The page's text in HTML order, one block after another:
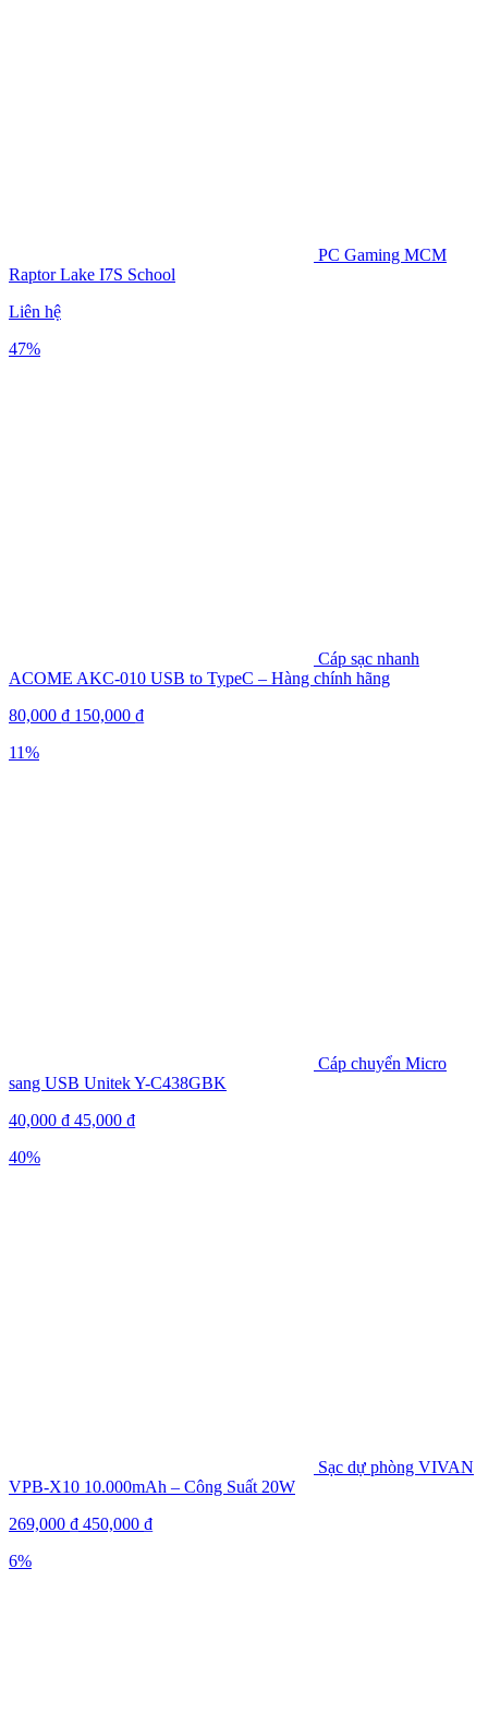
PC Gaming MCM
Raptor Lake I7S School
Liên hệ
47%
Cáp sạc nhanh
ACOME AKC-010 USB to TypeC – Hàng chính hãng
80,000 ₫ 150,000 ₫
11%
Cáp chuyển Micro
sang USB Unitek Y-C438GBK
40,000 ₫ 45,000 ₫
40%
Sạc dự phòng VIVAN
VPB-X10 10.000mAh – Công Suất 20W
269,000 ₫ 450,000 ₫
6%